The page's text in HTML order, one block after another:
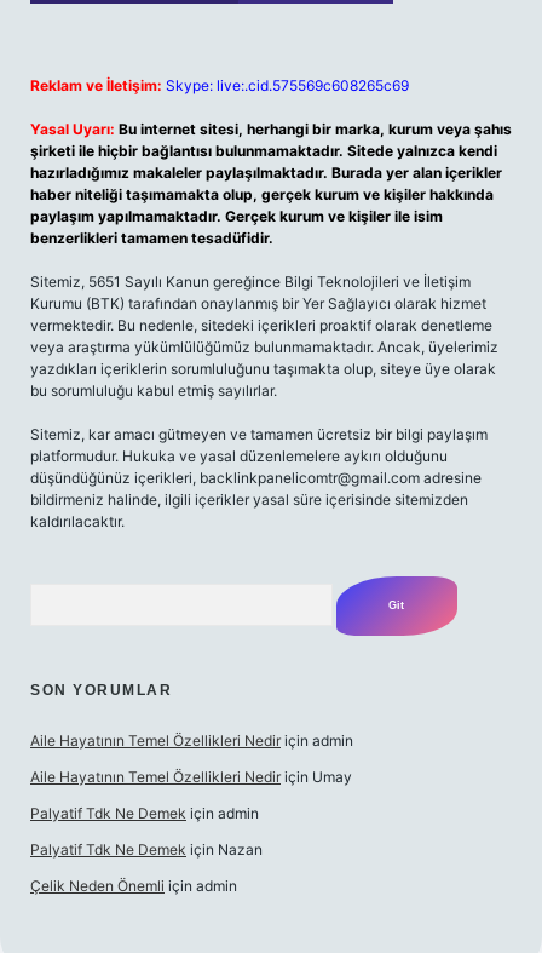
Reklam ve İletişim: Skype: live:.cid.575569c608265c69
Yasal Uyarı: Bu internet sitesi, herhangi bir marka, kurum veya şahıs
şirketi ile hiçbir bağlantısı bulunmamaktadır. Sitede yalnızca kendi
hazırladığımız makaleler paylaşılmaktadır. Burada yer alan içerikler
haber niteliği taşımamakta olup, gerçek kurum ve kişiler hakkında
paylaşım yapılmamaktadır. Gerçek kurum ve kişiler ile isim
benzerlikleri tamamen tesadüfidir.
Sitemiz, 5651 Sayılı Kanun gereğince Bilgi Teknolojileri ve İletişim
Kurumu (BTK) tarafından onaylanmış bir Yer Sağlayıcı olarak hizmet
vermektedir. Bu nedenle, sitedeki içerikleri proaktif olarak denetleme
veya araştırma yükümlülüğümüz bulunmamaktadır. Ancak, üyelerimiz
yazdıkları içeriklerin sorumluluğunu taşımakta olup, siteye üye olarak
bu sorumluluğu kabul etmiş sayılırlar.
Sitemiz, kar amacı gütmeyen ve tamamen ücretsiz bir bilgi paylaşım
platformudur. Hukuka ve yasal düzenlemelere aykırı olduğunu
düşündüğünüz içerikleri, backlinkpanelicomtr@gmail.com adresine
bildirmeniz halinde, ilgili içerikler yasal süre içerisinde sitemizden
kaldırılacaktır.
SON YORUMLAR
Aile Hayatının Temel Özellikleri Nedir için admin
Aile Hayatının Temel Özellikleri Nedir için Umay
Palyatif Tdk Ne Demek için admin
Palyatif Tdk Ne Demek için Nazan
Çelik Neden Önemli için admin